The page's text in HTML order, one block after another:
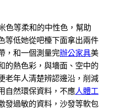
色等柔和的中性色，幫助
等低她從吧檯下面拿出兩件
，和一個測量完辦公家具美
的熱色彩，與墻面、空中的
老年人清楚辨認邊沿，削減
自然環保資料，不應人體工
發過敏的資料，沙發等軟包